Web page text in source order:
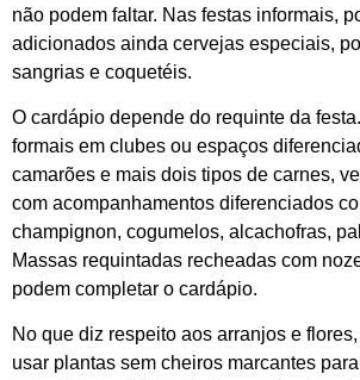
não podem faltar. Nas festas informais,
adicionados ainda cervejas especiais,
sangrias e coquetéis.
O cardápio depende do requinte da
formais em clubes ou espaços
camarões e mais dois tipos de carnes,
com acompanhamentos diferenciados
champignon, cogumelos, alcachofras,
Massas requintadas recheadas com
podem completar o cardápio.
No que diz respeito aos arranjos e
usar plantas sem cheiros marcantes